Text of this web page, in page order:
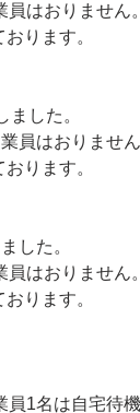
はおりません。
ります。
した。
員はおりません
ります。
した。
はおりません。
ります。
1名は自宅待機